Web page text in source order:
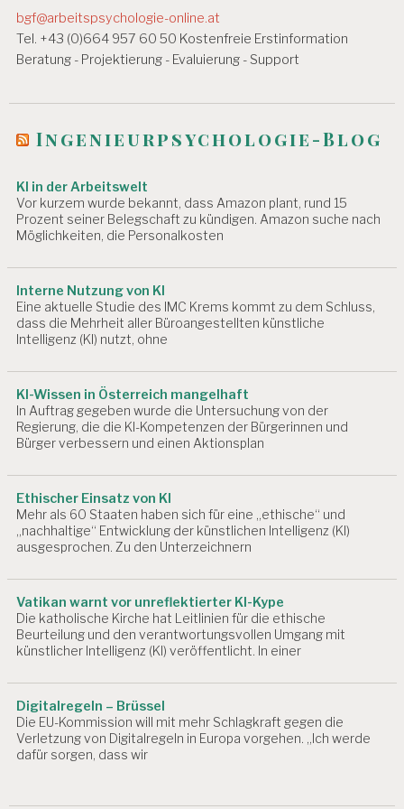
A
B
EI
S
P
K
T
O
R
T
B
T
M
E
D
A
R
B
S
P
S
Y
O
L
O
G
i
g
i
o
n
bgf@arbeitspsychologie-online.at
Tel. +43 (0)664 957 60 50 Kostenfreie Erstinformation
Beratung - Projektierung - Evaluierung - Support
Ingenieurpsychologie-Blog
KI in der Arbeitswelt
Vor kurzem wurde bekannt, dass Amazon plant, rund 15
Prozent seiner Belegschaft zu kündigen. Amazon suche nach
Möglichkeiten, die Personalkosten
Interne Nutzung von KI
Eine aktuelle Studie des IMC Krems kommt zu dem Schluss,
dass die Mehrheit aller Büroangestellten künstliche
Intelligenz (KI) nutzt, ohne
KI-Wissen in Österreich mangelhaft
In Auftrag gegeben wurde die Untersuchung von der
Regierung, die die KI-Kompetenzen der Bürgerinnen und
Bürger verbessern und einen Aktionsplan
Ethischer Einsatz von KI
Mehr als 60 Staaten haben sich für eine „ethische“ und
„nachhaltige“ Entwicklung der künstlichen Intelligenz (KI)
ausgesprochen. Zu den Unterzeichnern
Vatikan warnt vor unreflektierter KI-Kype
Die katholische Kirche hat Leitlinien für die ethische
Beurteilung und den verantwortungsvollen Umgang mit
künstlicher Intelligenz (KI) veröffentlicht. In einer
Digitalregeln – Brüssel
Die EU-Kommission will mit mehr Schlagkraft gegen die
Verletzung von Digitalregeln in Europa vorgehen. „Ich werde
dafür sorgen, dass wir